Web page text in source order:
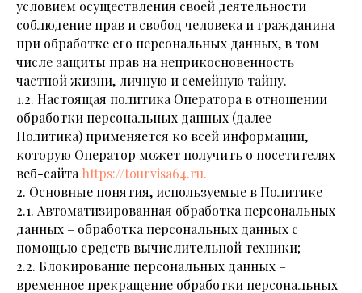
условием осуществления своей деятельности
соблюдение прав и свобод человека и гражданина
при обработке его персональных данных, в том
числе защиты прав на неприкосновенность
частной жизни, личную и семейную тайну.
1.2. Настоящая политика Оператора в отношении
обработки персональных данных (далее –
Политика) применяется ко всей информации,
которую Оператор может получить о посетителях
веб-сайтаhttps://tourvisa64.ru.
2. Основные понятия, используемые в Политике
2.1. Автоматизированная обработка персональных
данных – обработка персональных данных с
помощью средств вычислительной техники;
2.2. Блокирование персональных данных –
временное прекращение обработки персональных